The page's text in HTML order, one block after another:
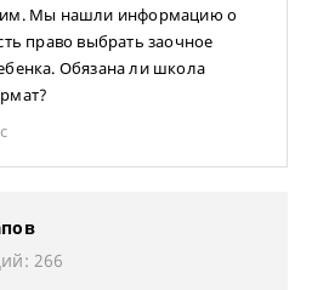
Мы нашли информацию о
право выбрать заочное
Обязана ли школа
266